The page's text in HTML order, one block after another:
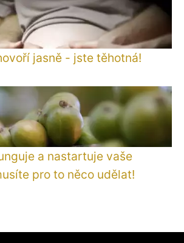
jasně - jste těhotná!
a nastartuje vaše
pro to něco udělat!